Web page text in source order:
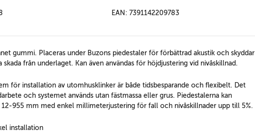
EAN: 7391142209783
gummi. Placeras under Buzons piedestaler för förbättrad akustik och skyddar
skada från underlaget. Kan även användas för höjdjustering vid nivåskillnad.
för installation av utomhusklinker är både tidsbesparande och flexibelt. Det
och systemet används utan fästmassa eller grus. Piedestalerna kan
12-955 mm med enkel millimeterjustering för fall och nivåskillnader upp till 5%.
installation